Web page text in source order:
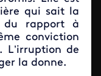
qui sait la
du rapport à
conviction
L’irruption de
la donne.